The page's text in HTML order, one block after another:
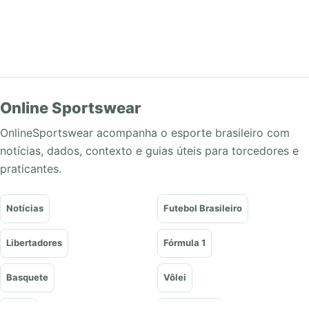
Online Sportswear
OnlineSportswear acompanha o esporte brasileiro com
notícias, dados, contexto e guias úteis para torcedores e
praticantes.
Notícias Futebol Brasileiro
Libertadores Fórmula 1
Basquete Vôlei